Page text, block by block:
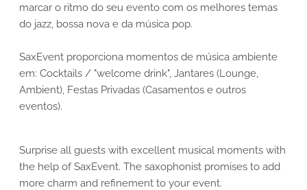
marcar o ritmo do seu evento com os melhores temas
do jazz, bossa nova e da música pop.
SaxEvent proporciona momentos de música ambiente
em: Cocktails / "welcome drink", Jantares (Lounge,
Ambient), Festas Privadas (Casamentos e outros
eventos).
Surprise all guests with excellent musical moments with
the help of SaxEvent. The saxophonist promises to add
more charm and refinement to your event.